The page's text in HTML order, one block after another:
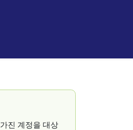
진 계정을 대상